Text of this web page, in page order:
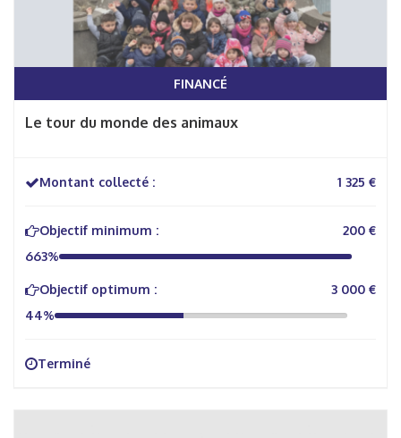
FINANCÉ
Le tour du monde des animaux
Montant collecté : 1 325 €
Objectif minimum :
200 €
663%
Objectif optimum :
3 000 €
44%
Terminé